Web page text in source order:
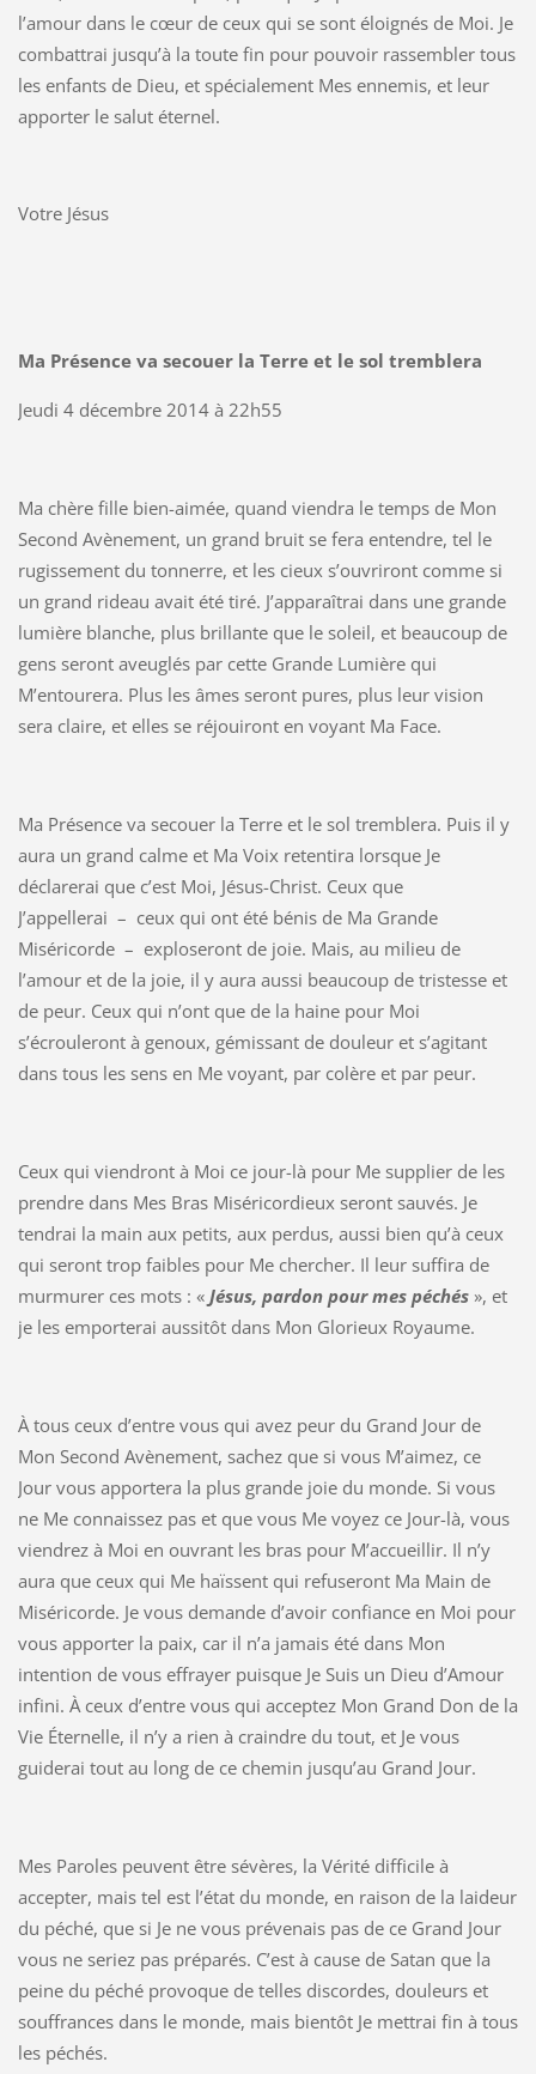
l’amour dans le cœur de ceux qui se sont éloignés de Moi. Je
combattrai jusqu’à la toute fin pour pouvoir rassembler tous
les enfants de Dieu, et spécialement Mes ennemis, et leur
apporter le salut éternel.
Votre Jésus
Ma Présence va secouer la Terre et le sol tremblera
Jeudi 4 décembre 2014 à 22h55
Ma chère fille bien-aimée, quand viendra le temps de Mon
Second Avènement, un grand bruit se fera entendre, tel le
rugissement du tonnerre, et les cieux s’ouvriront comme si
un grand rideau avait été tiré. J’apparaîtrai dans une grande
lumière blanche, plus brillante que le soleil, et beaucoup de
gens seront aveuglés par cette Grande Lumière qui
M’entourera. Plus les âmes seront pures, plus leur vision
sera claire, et elles se réjouiront en voyant Ma Face.
Ma Présence va secouer la Terre et le sol tremblera. Puis il y
aura un grand calme et Ma Voix retentira lorsque Je
déclarerai que c’est Moi, Jésus-Christ. Ceux que
J’appellerai – ceux qui ont été bénis de Ma Grande
Miséricorde – exploseront de joie. Mais, au milieu de
l’amour et de la joie, il y aura aussi beaucoup de tristesse et
de peur. Ceux qui n’ont que de la haine pour Moi
s’écrouleront à genoux, gémissant de douleur et s’agitant
dans tous les sens en Me voyant, par colère et par peur.
Ceux qui viendront à Moi ce jour-là pour Me supplier de les
prendre dans Mes Bras Miséricordieux seront sauvés. Je
tendrai la main aux petits, aux perdus, aussi bien qu’à ceux
qui seront trop faibles pour Me chercher. Il leur suffira de
murmurer ces mots : « Jésus, pardon pour mes péchés», et
je les emporterai aussitôt dans Mon Glorieux Royaume.
À tous ceux d’entre vous qui avez peur du Grand Jour de
Mon Second Avènement, sachez que si vous M’aimez, ce
Jour vous apportera la plus grande joie du monde. Si vous
ne Me connaissez pas et que vous Me voyez ce Jour-là, vous
viendrez à Moi en ouvrant les bras pour M’accueillir. Il n’y
aura que ceux qui Me haïssent qui refuseront Ma Main de
Miséricorde. Je vous demande d’avoir confiance en Moi pour
vous apporter la paix, car il n’a jamais été dans Mon
intention de vous effrayer puisque Je Suis un Dieu d’Amour
infini. À ceux d’entre vous qui acceptez Mon Grand Don de la
Vie Éternelle, il n’y a rien à craindre du tout, et Je vous
guiderai tout au long de ce chemin jusqu’au Grand Jour.
Mes Paroles peuvent être sévères, la Vérité difficile à
accepter, mais tel est l’état du monde, en raison de la laideur
du péché, que si Je ne vous prévenais pas de ce Grand Jour
vous ne seriez pas préparés. C’est à cause de Satan que la
peine du péché provoque de telles discordes, douleurs et
souffrances dans le monde, mais bientôt Je mettrai fin à tous
les péchés.